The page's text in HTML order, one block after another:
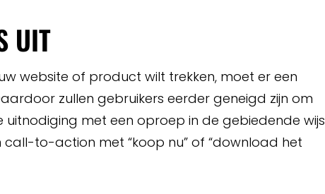
UIT
website of product wilt trekken, moet er een
zullen gebruikers eerder geneigd zijn om
uitnodiging met een oproep in de gebiedende wijs
to-action met “koop nu” of “download het